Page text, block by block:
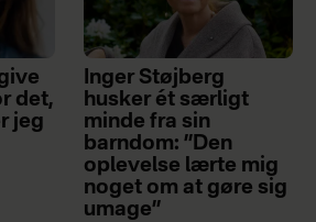
det,
jeg
Inger Støjberg
husker ét særligt
minde fra sin
barndom: ”Den
oplevelse lærte mig
noget om at gøre sig
umage”